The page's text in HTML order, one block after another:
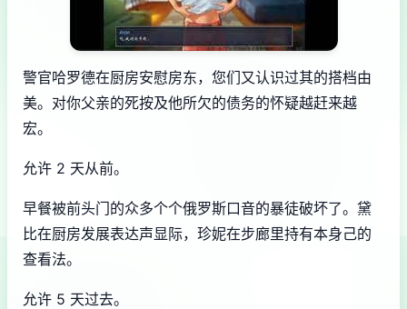
警官哈罗德在厨房安慰房东，您们又认识过其的搭档由
美。对你父亲的死按及他所欠的债务的怀疑越赶来越
宏。
允许 2 天从前。
早餐被前头门的众多个个俄罗斯口音的暴徒破坏了。黛
比在厨房发展表达声显际，珍妮在步廊里持有本身己的
查看法。
允许 5 天过去。